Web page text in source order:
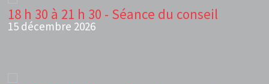
18 h 30 à 21 h 30 - Séance du conseil
15 décembre 2026